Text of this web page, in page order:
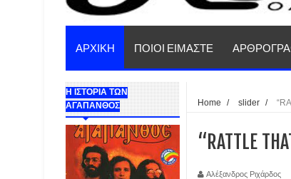
ΑΡΧΙΚΗ ΠΟΙΟΙ ΕΙΜΑΣΤΕ
Η ΙΣΤΟΡΙΑ ΤΩΝ
ΑΓΑΠΑΝΘΟΣ
Home / slider /
“RATTLE
Αλέξανδρος Ριχάρδος